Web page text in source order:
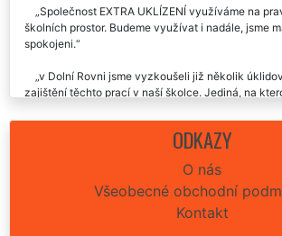
Společnost EXTRA UKLÍZENÍ využíváme na
školních prostor. Budeme využívat i nadále, jsme
spokojeni.
v Dolní Rovni jsme vyzkoušeli již několik
zajištění těchto prací v naší školce. Jediná, na
Doporučujeme.
ODKAZY
O nás
Všeobecné obchodní
Kontakt